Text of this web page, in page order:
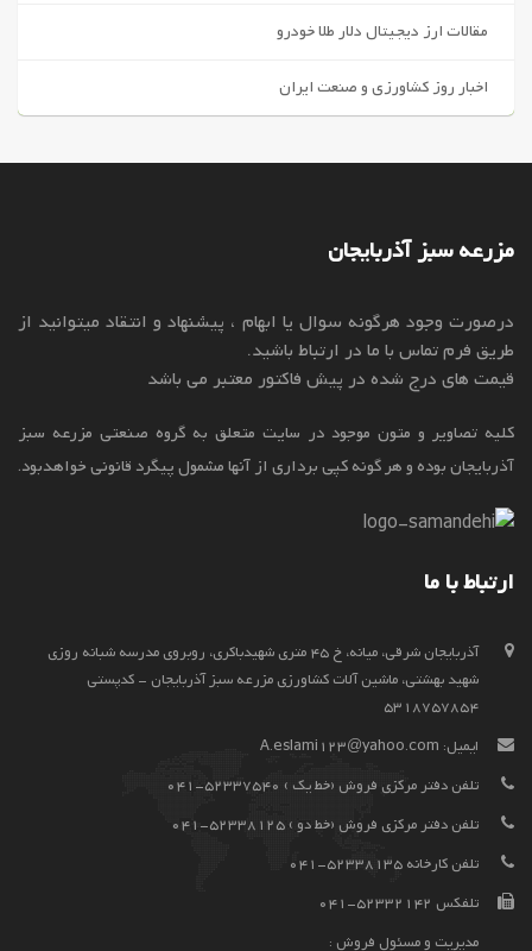
مقالات ارز دیجیتال دلار طلا خودرو
اخبار روز کشاورزی و صنعت ایران
مزرعه سبز آذربایجان
درصورت وجود هرگونه سوال یا ابهام ، پیشنهاد و انتقاد میتوانید از
طریق فرم تماس با ما در ارتباط باشید.
قیمت های درج شده در پیش فاکتور معتبر می باشد
کلیه تصاویر و متون موجود در سایت متعلق به گروه صنعتی مزرعه سبز
آذربایجان بوده و هر گونه کپی برداری از آنها مشمول پیگرد قانونی خواهدبود.
ارتباط با ما
آذربايجان شرقي، ميانه، خ 45 متری شهیدباکری، روبروی مدرسه شبانه روزی
شهید بهشتی، ماشین آلات کشاورزی مزرعه سبز آذربایجان - کدپستی
5318757854
ایمیل: A.eslami123@yahoo.com
تلفن دفتر مرکزی فروش (خط یک ) 52337540-041
تلفن دفتر مرکزی فروش (خط دو ) 52338125-041
تلفن کارخانه 52338135-041
تلفکس 52332142-041
مدیریت و مسئول فروش :